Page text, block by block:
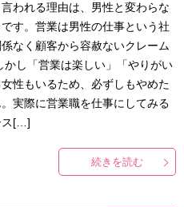
われる理由は、男性と変わらな
す。営業は男性の仕事という社
なく顧客から容赦ないクレーム
し「営業は楽しい」「やりがい
性もいるため、必ずしもやめた
実際に営業職を仕事にしてみる
ス[…]
続きを読む